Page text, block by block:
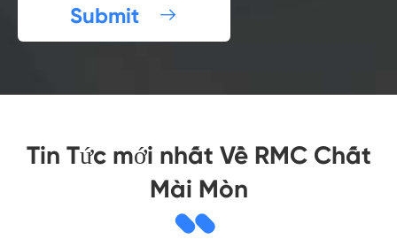
Submit 
Tin Tức mới nhất Về RMC Chất
Mài Mòn